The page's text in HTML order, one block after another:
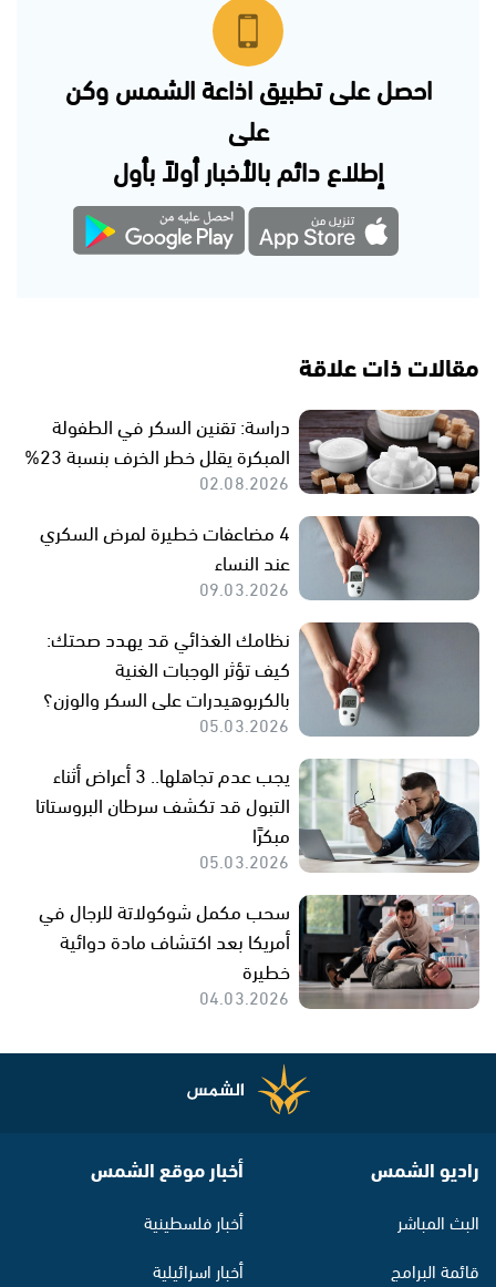
احصل على تطبيق اذاعة الشمس وكن
على
إطلاع دائم بالأخبار أولاً بأول
مقالات ذات علاقة
دراسة: تقنين السكر في الطفولة
المبكرة يقلل خطر الخرف بنسبة 23%
02.08.2026
4 مضاعفات خطيرة لمرض السكري
عند النساء
09.03.2026
نظامك الغذائي قد يهدد صحتك:
كيف تؤثر الوجبات الغنية
بالكربوهيدرات على السكر والوزن؟
05.03.2026
يجب عدم تجاهلها.. 3 أعراض أثناء
التبول قد تكشف سرطان البروستاتا
مبكرًا
05.03.2026
سحب مكمل شوكولاتة للرجال في
أمريكا بعد اكتشاف مادة دوائية
خطيرة
04.03.2026
راديو الشمس
البث المباشر
قائمة البرامج
أخبار موقع الشمس
أخبار فلسطينية
أخبار اسرائيلية